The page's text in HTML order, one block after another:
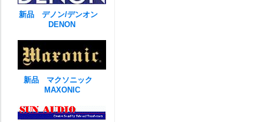
新品 デノン/デンオン
DENON
新品 マクソニック
MAXONIC